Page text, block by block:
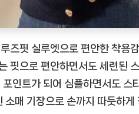
즈핏 실루엣으로 편안한 착용
핏으로 편안하면서도 세련된
인트가 되어 심플하면서도 스
소매 기장으로 손까지 따듯하게